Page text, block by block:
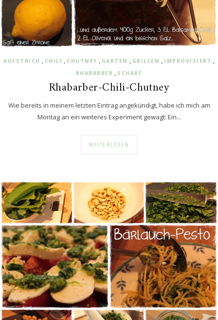
AUFSTRICH CHILI CHUTNEY GARTEN GRILLEN IMPROVISIERT
RHABARBER SCHARF
Rhabarber-Chili-Chutney
Wie bereits in meinem letzten Eintrag angekündigt, habe ich mich am
Montag an ein weiteres Experiment gewagt: Ein...
WEITERLESEN